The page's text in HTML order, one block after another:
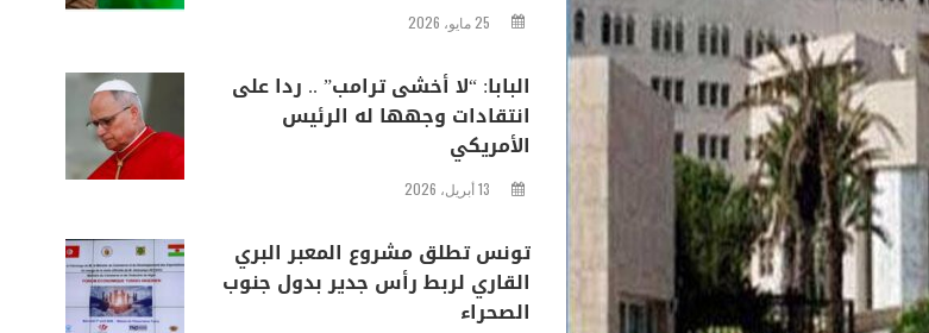
25 مايو، 2026
البابا: “لا أخشى ترامب” .. ردا على
انتقادات وجهها له الرئيس
الأمريكي
13 أبريل، 2026
تونس تطلق مشروع المعبر البري
القاري لربط رأس جدير بدول جنوب
الصحراء